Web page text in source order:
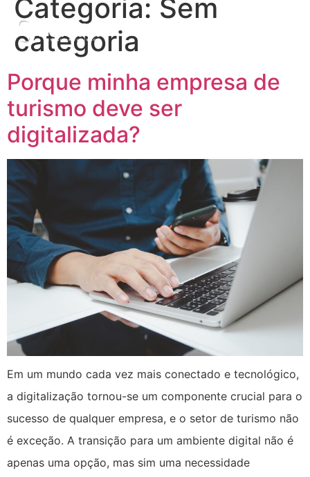
Categoria: Sem
categoria
Porque minha empresa de
turismo deve ser
digitalizada?
Em um mundo cada vez mais conectado e tecnológico,
a digitalização tornou-se um componente crucial para o
sucesso de qualquer empresa, e o setor de turismo não
é exceção. A transição para um ambiente digital não é
apenas uma opção, mas sim uma necessidade